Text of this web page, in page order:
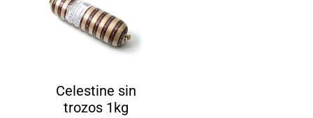
Celestine sin
trozos 1kg